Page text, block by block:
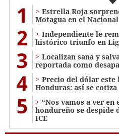
1
Estrella Roja
Motagua en el Nacional
2
Independiente le
histórico triunfo en
3
Localizan sana y
reportada como
4
Precio del dólar este
Honduras: así se
5
“Nos vamos a ver en
hondureño se despide
ICE